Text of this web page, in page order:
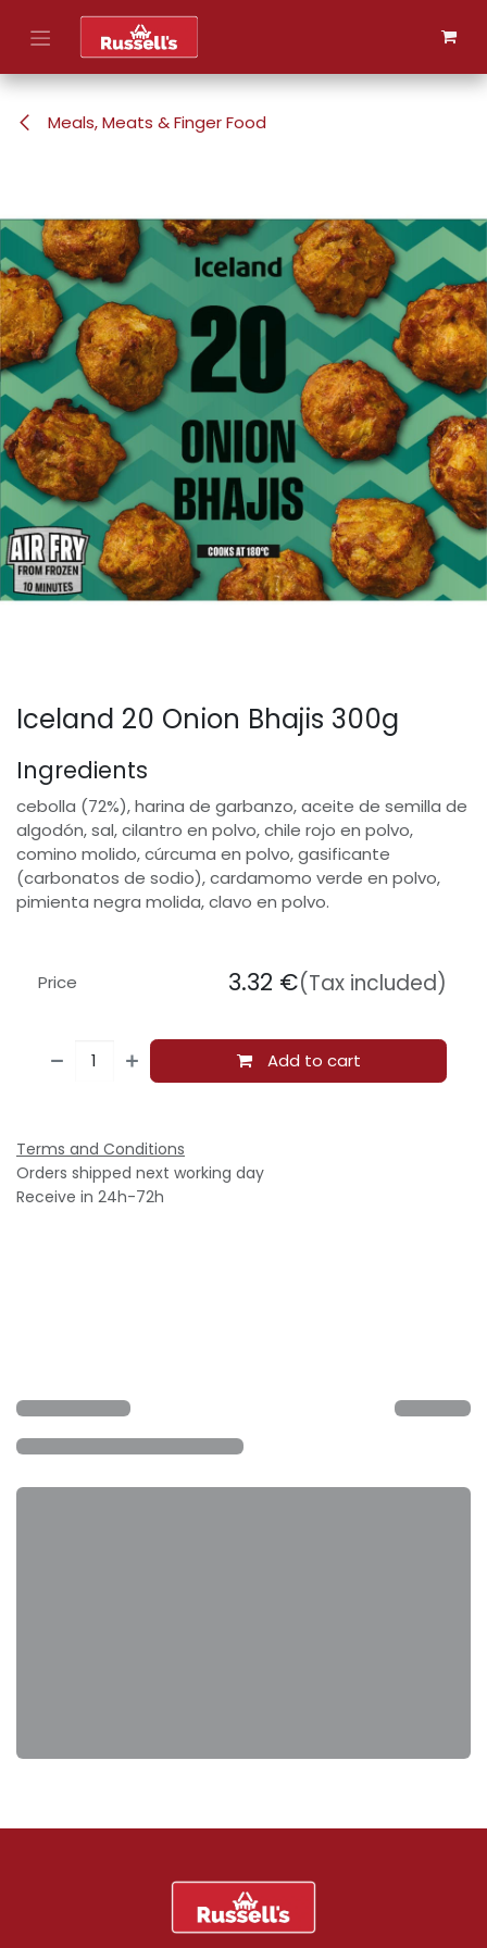
Skip to Content
Meals, Meats & Finger Food
Iceland 20 Onion Bhajis 300g
Ingredients
cebolla (72%), harina de garbanzo, aceite de semilla de
algodón, sal, cilantro en polvo, chile rojo en polvo,
comino molido, cúrcuma en polvo, gasificante
(carbonatos de sodio), cardamomo verde en polvo,
pimienta negra molida, clavo en polvo.
Add to cart
Price 3.32 €(Tax included)
Terms and Conditions
Orders shipped next working day
Receive in 24h-72h